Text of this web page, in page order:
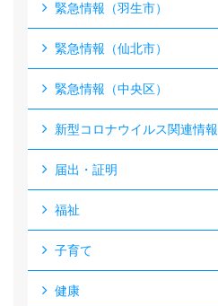
緊急情報（羽生市）
緊急情報（仙北市）
緊急情報（中央区）
新型コロナウイルス関連情報
届出・証明
福祉
子育て
健康